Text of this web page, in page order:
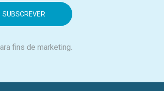
fins de marketing.